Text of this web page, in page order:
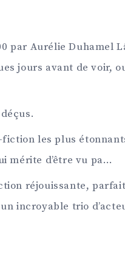
par Aurélie Duhamel
jours avant de voir,
fiction les plus
mérite d’être vu pa…
réjouissante,
incroyable trio